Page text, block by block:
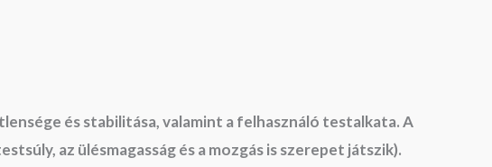
és stabilitása, valamint a felhasználó testalkata. A
az ülésmagasság és a mozgás is szerepet játszik).